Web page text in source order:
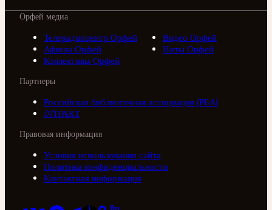
Орфей медиа
Телерадиоцентр Орфей
Видео Орфей
Афиша Орфей
Ноты Орфей
Коллективы Орфей
Партнеры
Российская библиотечная ассоциация (РБА)
///ТРАКТ
Правовая информация
Условия использования сайта
Политика конфиденциальности
Контактная информация